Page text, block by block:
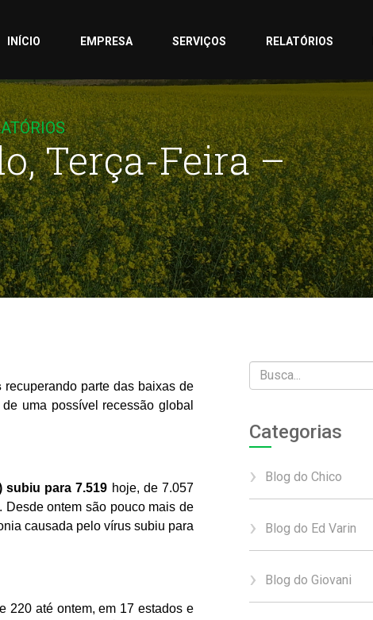
INÍCIO EMPRESA SERVIÇOS RELATÓRIOS
Terça-Feira –
recuperando parte das baixas de
uma possível recessão global
subiu para 7.519 hoje, de 7.057
Desde ontem são pouco mais de
causada pelo vírus subiu para
220 até ontem, em 17 estados e
Categorias
Blog do Chico
Blog do Ed Varin
Blog do Giovani